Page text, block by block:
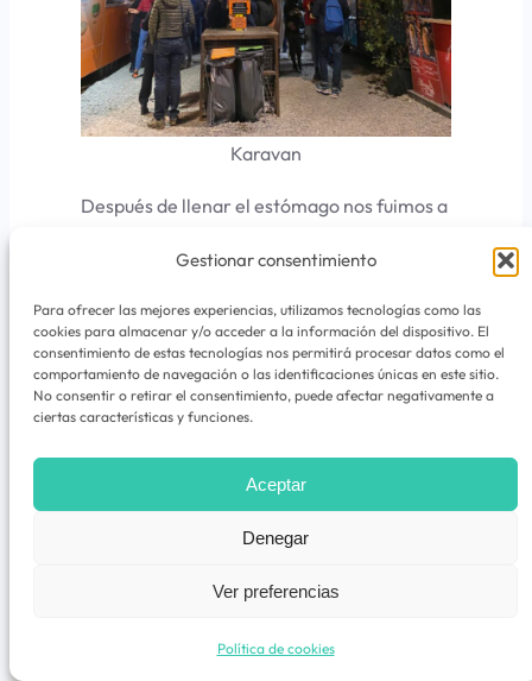
Gestionar consentimiento
Para ofrecer las mejores experiencias, utilizamos tecnologías como las
cookies para almacenar y/o acceder a la información del dispositivo. El
consentimiento de estas tecnologías nos permitirá procesar datos como el
comportamiento de navegación o las identificaciones únicas en este sitio.
No consentir o retirar el consentimiento, puede afectar negativamente a
ciertas características y funciones.
Aceptar
Denegar
Ver preferencias
Política de cookies
Karavan
Después de llenar el estómago nos fuimos a
aquí lo pasamos increíble. Tiene un montón
de salas con diferentes tipos de músicas, es
casi laberíntico. Lo mismo estás
escuchando música electrónica, que
Beyoncé, que música mas latina en otra sala